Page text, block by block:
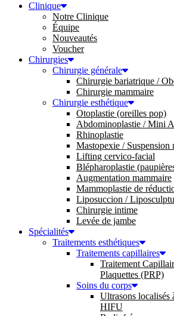
Clinique
Notre Clinique
Équipe
Nouveautés
Voucher
Chirurgies
Chirurgie générale
Chirurgie bariatrique /
Chirurgie mammaire
Chirurgie esthétique
Otoplastie (oreilles pop)
Abdominoplastie / Mini
Rhinoplastie
Mastopexie / Suspension
Lifting cervico-facial
Blépharoplastie
Augmentation mammaire
Mammoplastie de
Liposuccion /
Chirurgie intime
Levée de jambe
Spécialités
Traitements esthétiques
Traitements capillaires
Traitement
Plaquettes (PRP)
Soins du corps
Ultrasons localisés
HIFU